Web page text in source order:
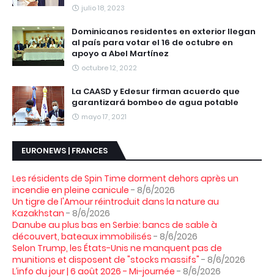
julio 18, 2023
Dominicanos residentes en exterior llegan
al país para votar el 16 de octubre en
apoyo a Abel Martínez
octubre 12, 2022
La CAASD y Edesur firman acuerdo que
garantizará bombeo de agua potable
mayo 17, 2021
EURONEWS | FRANCES
Les résidents de Spin Time dorment dehors après un
incendie en pleine canicule - 8/6/2026
Un tigre de l'Amour réintroduit dans la nature au
Kazakhstan - 8/6/2026
Danube au plus bas en Serbie: bancs de sable à
découvert, bateaux immobilisés - 8/6/2026
Selon Trump, les États-Unis ne manquent pas de
munitions et disposent de "stocks massifs" - 8/6/2026
L’info du jour | 6 août 2026 - Mi-journée - 8/6/2026